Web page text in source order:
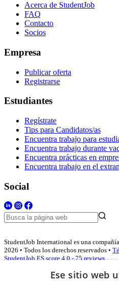
Acerca de StudentJob
FAQ
Contacto
Socios
Empresa
Publicar oferta
Registrarse
Estudiantes
Regístrate
Tips para Candidatos/as
Encuentra trabajo para
Encuentra trabajo durante
Encuentra prácticas en
Encuentra trabajo en el
Social
StudentJob International es una
2026 • Todos los derechos reservados •
StudentJob ES score 4.0 - 75 reviews
Ese sitio web